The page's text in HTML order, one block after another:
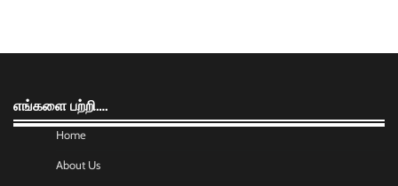
எங்களை பற்றி….
Home
About Us